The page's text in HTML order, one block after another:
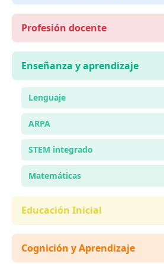
Profesión docente
Enseñanza y aprendizaje
Lenguaje
ARPA
STEM integrado
Matemáticas
Educación Inicial
Cognición y Aprendizaje